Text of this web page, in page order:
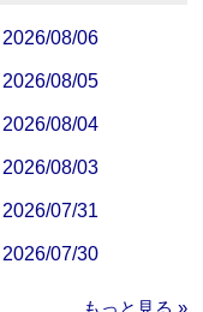
08/06
08/05
08/04
08/03
07/31
07/30